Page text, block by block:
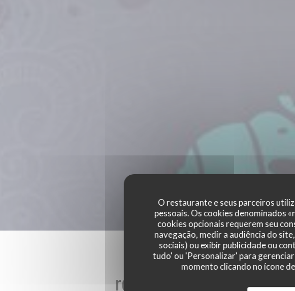
O restaurante e seus parceiros
pessoais. Os cookies denominados
cookies opcionais requerem seu
navegação, medir a audiência do
sociais) ou exibir publicidade ou
tudo' ou 'Personalizar' para
momento clicando no ícone